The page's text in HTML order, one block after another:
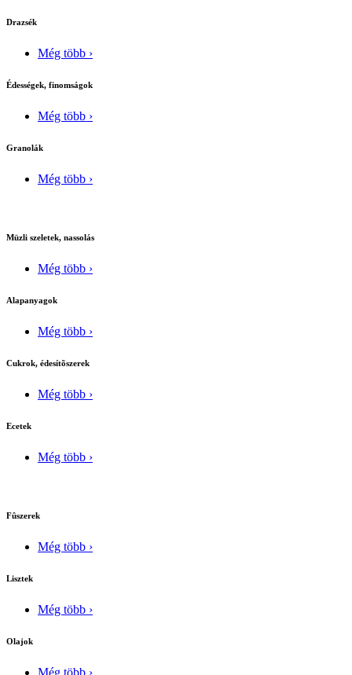
Drazsék
Még több ›
Édességek, finomságok
Még több ›
Granolák
Még több ›
Müzli szeletek, nassolás
Még több ›
Alapanyagok
Még több ›
Cukrok, édesítõszerek
Még több ›
Ecetek
Még több ›
Fûszerek
Még több ›
Lisztek
Még több ›
Olajok
Még több ›